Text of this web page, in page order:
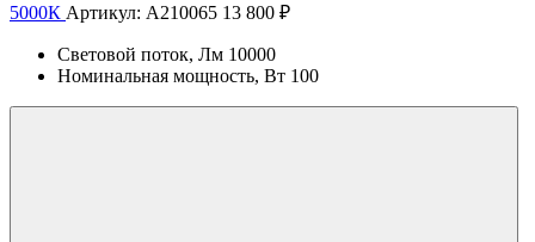
5000К Артикул: А210065 13 800 ₽
Световой поток, Лм 10000
Номинальная мощность, Вт 100